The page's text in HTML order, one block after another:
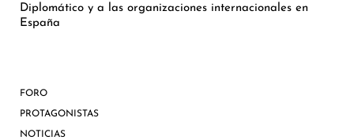
Diplomático y a las organizaciones internacionales en
España
FORO
PROTAGONISTAS
NOTICIAS